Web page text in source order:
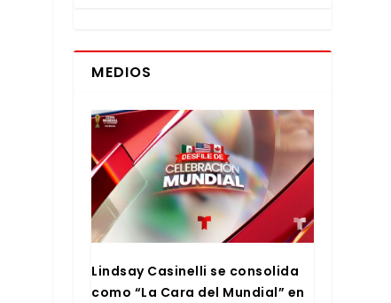
MEDIOS
Lind­say Casi­ne­lli se con­so­li­da
como “La Cara del Mun­dial” en